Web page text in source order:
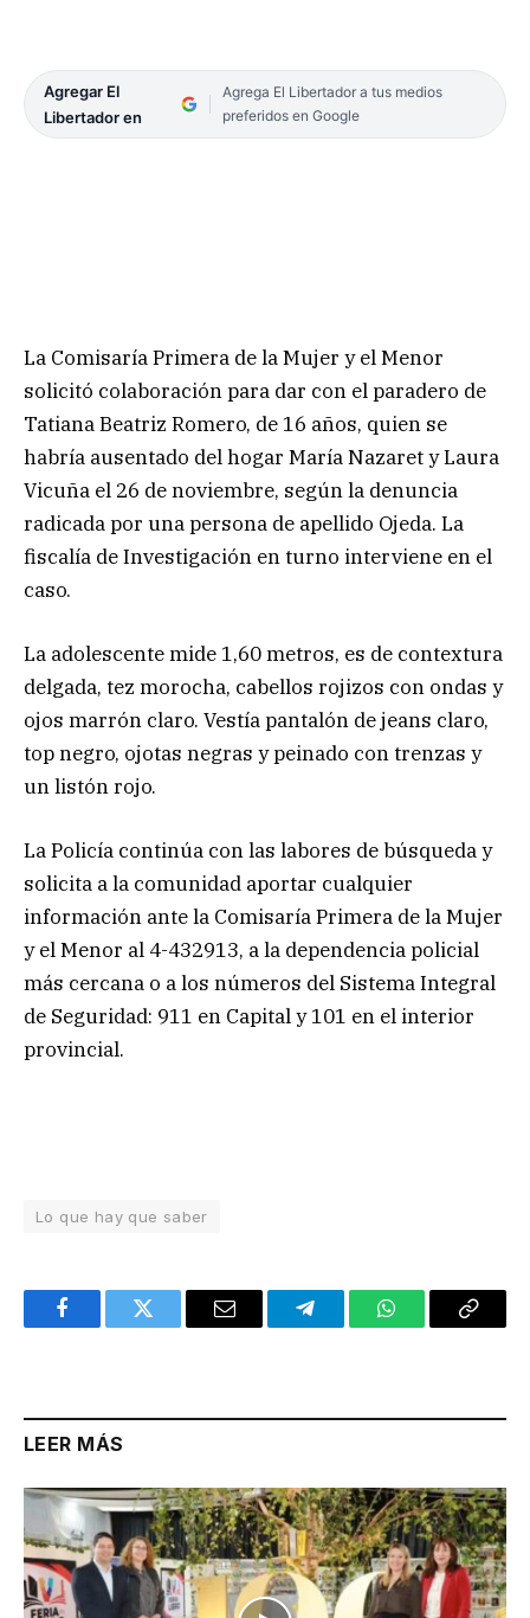
Agregar El
Libertador en
Agrega El Libertador a tus medios
preferidos en Google
La Comisaría Primera de la Mujer y el Menor
solicitó colaboración para dar con el paradero de
Tatiana Beatriz Romero, de 16 años, quien se
habría ausentado del hogar María Nazaret y Laura
Vicuña el 26 de noviembre, según la denuncia
radicada por una persona de apellido Ojeda. La
fiscalía de Investigación en turno interviene en el
caso.
La adolescente mide 1,60 metros, es de contextura
delgada, tez morocha, cabellos rojizos con ondas y
ojos marrón claro. Vestía pantalón de jeans claro,
top negro, ojotas negras y peinado con trenzas y
un listón rojo.
La Policía continúa con las labores de búsqueda y
solicita a la comunidad aportar cualquier
información ante la Comisaría Primera de la Mujer
y el Menor al 4-432913, a la dependencia policial
más cercana o a los números del Sistema Integral
de Seguridad: 911 en Capital y 101 en el interior
provincial.
Lo que hay que saber
FacebookTwitter Email TelegramWhatsAppCopy
LEER MÁS